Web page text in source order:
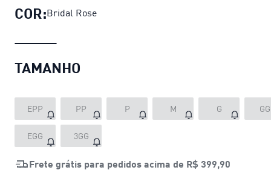
COR:Bridal Rose
TAMANHO
EPP PP P M G GG
EGG 3GG
Frete grátis para pedidos acima de R$ 399,90